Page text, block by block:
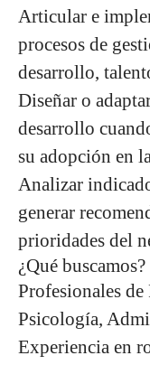
Articular e
procesos de
desarrollo,
Diseñar o
desarrollo
su adopción en
Analizar
generar
prioridades del
¿Qué buscamos?
Profesionales de
Psicología,
Experiencia en